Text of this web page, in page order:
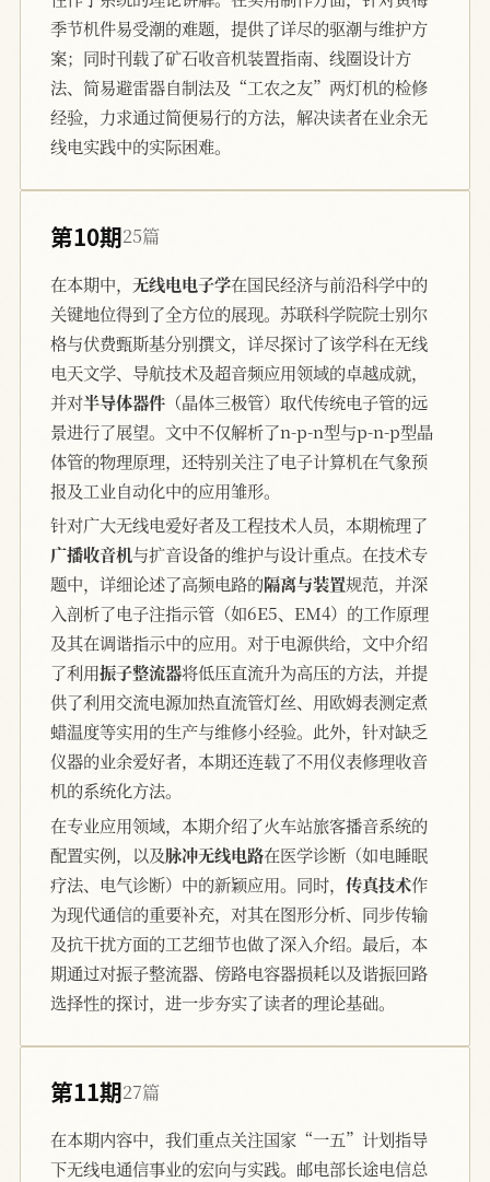
季节机件易受潮的难题，提供了详尽的驱潮与维护方
案；同时刊载了矿石收音机装置指南、线圈设计方
法、简易避雷器自制法及“工农之友”两灯机的检修
经验，力求通过简便易行的方法，解决读者在业余无
线电实践中的实际困难。
第10期25篇
在本期中， 无线电电子学在国民经济与前沿科学中的
关键地位得到了全方位的展现。苏联科学院院士别尔
格与伏费甄斯基分别撰文，详尽探讨了该学科在无线
电天文学、导航技术及超音频应用领域的卓越成就，
并对半导体器件 （晶体三极管）取代传统电子管的远
景进行了展望。文中不仅解析了n-p-n型与p-n-p型晶
体管的物理原理，还特别关注了电子计算机在气象预
报及工业自动化中的应用雏形。
针对广大无线电爱好者及工程技术人员，本期梳理了
广播收音机与扩音设备的维护与设计重点。在技术专
题中，详细论述了高频电路的隔离与装置规范，并深
入剖析了电子注指示管（如6E5、EM4）的工作原理
及其在调谐指示中的应用。对于电源供给，文中介绍
了利用振子整流器将低压直流升为高压的方法，并提
供了利用交流电源加热直流管灯丝、用欧姆表测定煮
蜡温度等实用的生产与维修小经验。此外，针对缺乏
仪器的业余爱好者，本期还连载了不用仪表修理收音
机的系统化方法。
在专业应用领域，本期介绍了火车站旅客播音系统的
配置实例，以及脉冲无线电路在医学诊断（如电睡眠
疗法、电气诊断）中的新颖应用。同时， 传真技术作
为现代通信的重要补充，对其在图形分析、同步传输
及抗干扰方面的工艺细节也做了深入介绍。最后，本
期通过对振子整流器、傍路电容器损耗以及谐振回路
选择性的探讨，进一步夯实了读者的理论基础。
第11期27篇
在本期内容中，我们重点关注国家“一五”计划指导
下无线电通信事业的宏向与实践。邮电部长途电信总